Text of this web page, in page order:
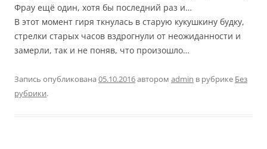
Фрау ещё один, хотя бы последний раз и…
В этот момент гиря ткнулась в старую кукушкину будку,
стрелки старых часов вздрогнули от неожиданности и
замерли, так и не поняв, что произошло…
Запись опубликована 05.10.2016автором admin в рубрике Без
рубрики.